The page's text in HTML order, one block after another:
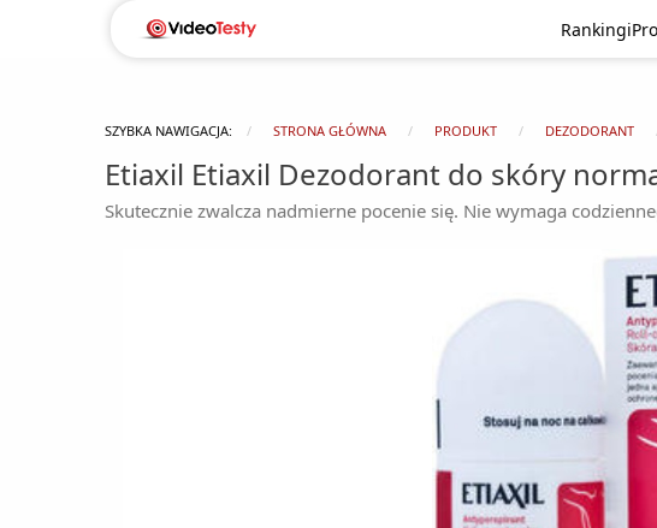
Rankingi
SZYBKA NAWIGACJA: STRONA GŁÓWNA PRODUKT DEZODORANT
Etiaxil Etiaxil Dezodorant do skóry
Skutecznie zwalcza nadmierne pocenie się. Nie wymaga